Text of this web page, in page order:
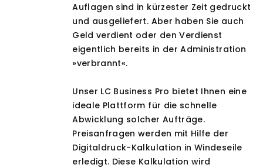
Auflagen sind in kürzester Zeit gedruckt
und ausgeliefert. Aber haben Sie auch
Geld verdient oder den Verdienst
eigentlich bereits in der Administration
»verbrannt«.
Unser LC Business Pro bietet Ihnen eine
ideale Plattform für die schnelle
Abwicklung solcher Aufträge.
Preisanfragen werden mit Hilfe der
Digitaldruck-Kalkulation in Windeseile
erledigt. Diese Kalkulation wird